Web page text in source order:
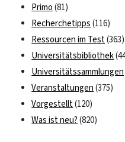
Primo (81)
Recherchetipps (116)
Ressourcen im Test(363)
Universitätsbibliothek
Universitätssammlungen
Veranstaltungen (375)
Vorgestellt(120)
Was ist neu? (820)